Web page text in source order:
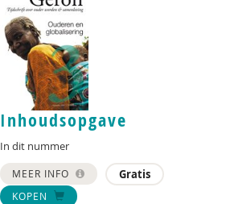
Inhoudsopgave
In dit nummer
MEER INFO Gratis
KOPEN